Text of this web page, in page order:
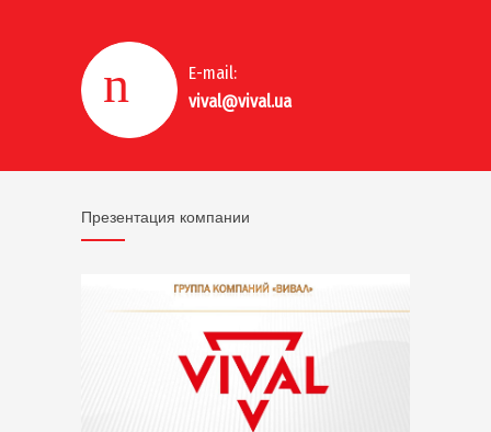
E-mail:
vival@vival.ua
Презентация компании